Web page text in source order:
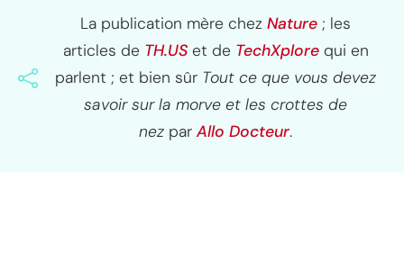
La publication mère chez Nature ; les
articles de TH.USet de TechXplorequi en
parlent ; et bien sûr Tout ce que vous devez
savoir sur la morve et les crottes de
nez par Allo Docteur.